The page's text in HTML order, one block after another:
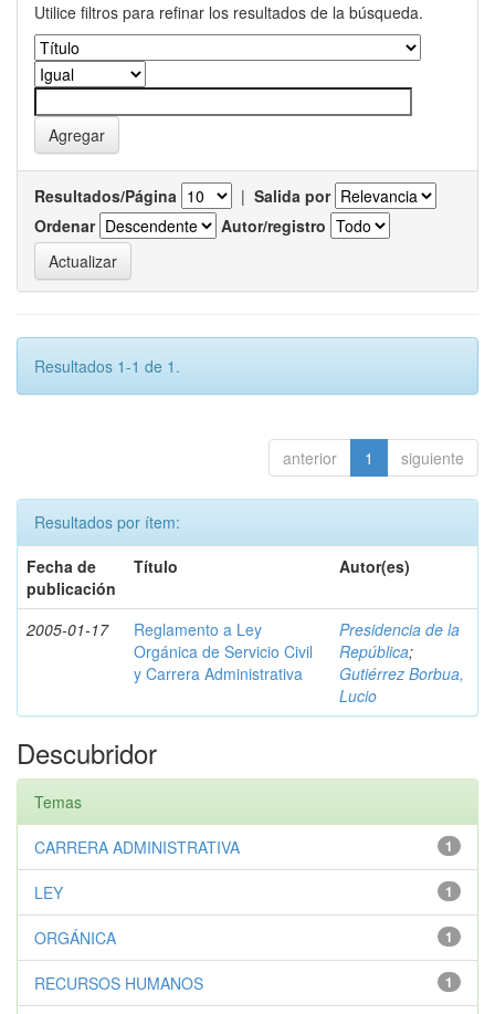
Utilice filtros para refinar los resultados de la búsqueda.
Resultados/Página | Salida por
Ordenar
Autor/registro
Resultados 1-1 de 1.
anterior 1 siguiente
Resultados por ítem:
Fecha de
publicación
Título Autor(es)
2005-01-17
Reglamento a Ley
Orgánica de Servicio Civil
y Carrera Administrativa
Presidencia de la
República;
Gutiérrez Borbua,
Lucio
Descubridor
Temas
1
CARRERA ADMINISTRATIVA
1
LEY
1
ORGÁNICA
1
RECURSOS HUMANOS